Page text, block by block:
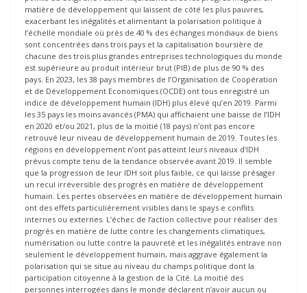
matière de développement qui laissent de côté les plus pauvres,
exacerbant les inégalités et alimentant la polarisation politique à
l’échelle mondiale où près de 40 % des échanges mondiaux de biens
sont concentrées dans trois pays et la capitalisation boursière de
chacune des trois plus grandes entreprises technologiques du monde
est supérieure au produit intérieur brut (PIB) de plus de 90 % des
pays. En 2023, les 38 pays membres de l’Organisation de Coopération
et de Développement Economiques (OCDE) ont tous enregistré un
indice de développement humain (IDH) plus élevé qu’en 2019. Parmi
les 35 pays les moins avancés (PMA) qui affichaient une baisse de l’IDH
en 2020 et/ou 2021, plus de la moitié (18 pays) n’ont pas encore
retrouvé leur niveau de développement humain de 2019. Toutes les
régions en développement n’ont pas atteint leurs niveaux d’IDH
prévus compte tenu de la tendance observée avant 2019. Il semble
que la progression de leur IDH soit plus faible, ce qui laisse présager
un recul irréversible des progrès en matière de développement
humain. Les pertes observées en matière de développement humain
ont des effets particulièrement visibles dans le spays e conflits
internes ou externes. L’échec de l’action collective pour réaliser des
progrès en matière de lutte contre les changements climatiques,
numérisation ou lutte contre la pauvreté et les inégalités entrave non
seulement le développement humain, mais aggrave également la
polarisation qui se situe au niveau du champs politique dont la
participation citoyenne à la gestion de la Cité. La moitié des
personnes interrogées dans le monde déclarent n’avoir aucun ou